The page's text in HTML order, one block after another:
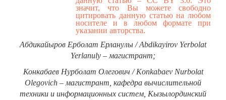
значит, что Вы можете свободно
цитировать данную статью на любом
носителе и в любом формате при
указании авторства.
Абдикайыров Ерболат Ерланулы / Abdikayirov Yerbolat
Yerlanuly – магистрант;
Конкабаев Нурболат Олегович / Konkabaev Nurbolat
Olegovich – магистрант, кафедра вычислительной
техники и информационных систем, Кызылординский